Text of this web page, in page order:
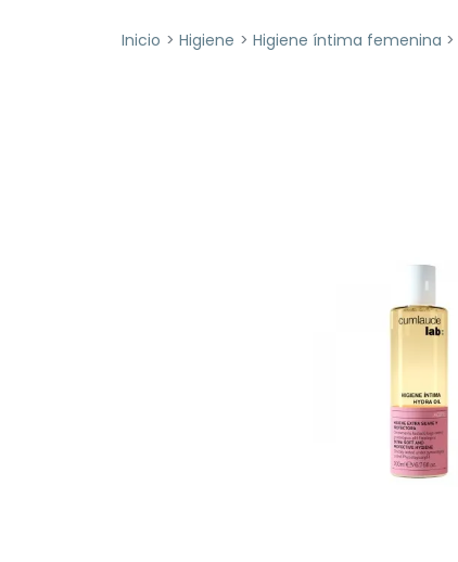
Inicio Higiene Higiene íntima femenina